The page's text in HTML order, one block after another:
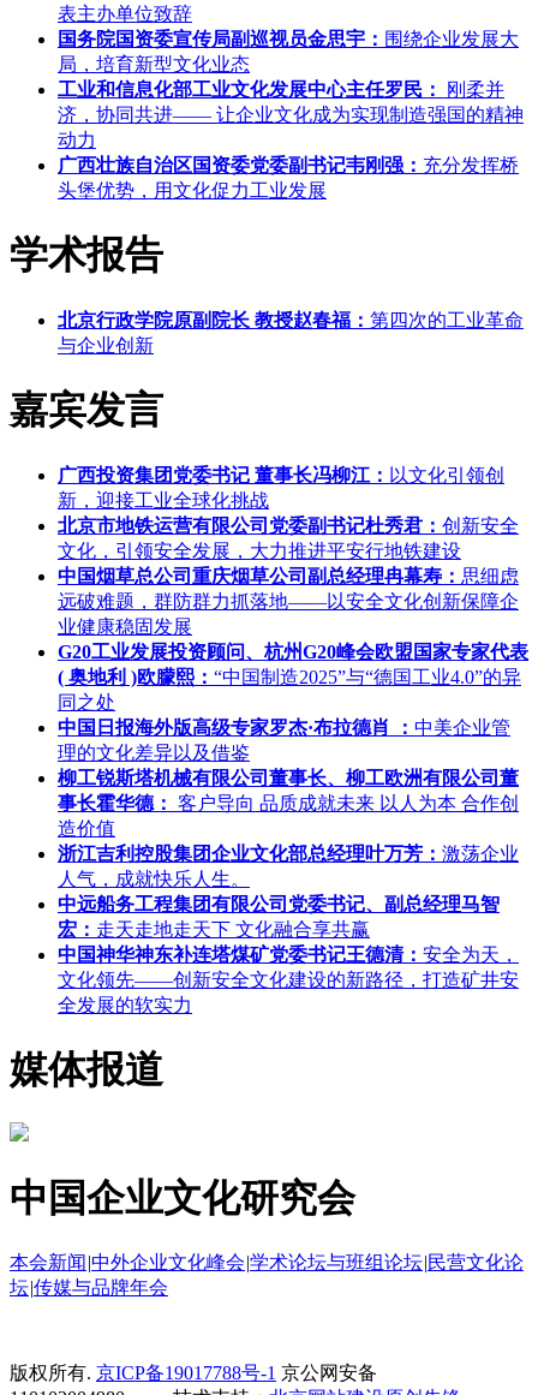
表主办单位致辞
国务院国资委宣传局副巡视员金思宇： 围绕企业发展大
局，培育新型文化业态
工业和信息化部工业文化发展中心主任罗民：
刚柔并
济，协同共进—— 让企业文化成为实现制造强国的精神
动力
广西壮族自治区国资委党委副书记韦刚强： 充分发挥桥
头堡优势，用文化促力工业发展
学术报告
北京行政学院原副院长 教授赵春福： 第四次的工业革命
与企业创新
嘉宾发言
广西投资集团党委书记 董事长冯柳江： 以文化引领创
新，迎接工业全球化挑战
北京市地铁运营有限公司党委副书记杜秀君： 创新安全
文化，引领安全发展，大力推进平安行地铁建设
中国烟草总公司重庆烟草公司副总经理冉幕寿： 思细虑
远破难题，群防群力抓落地——以安全文化创新保障企
业健康稳固发展
G20工业发展投资顾问、杭州G20峰会欧盟国家专家代表
( 奥地利 )欧朦熙： “中国制造2025”与“德国工业4.0”的异
同之处
中国日报海外版高级专家罗杰·布拉德肖 ： 中美企业管
理的文化差异以及借鉴
柳工锐斯塔机械有限公司董事长、柳工欧洲有限公司董
事长霍华德： 客户导向 品质成就未来 以人为本 合作创
造价值
浙江吉利控股集团企业文化部总经理叶万芳： 激荡企业
人气，成就快乐人生。
中远船务工程集团有限公司党委书记、副总经理马智
宏： 走天走地走天下 文化融合享共赢
中国神华神东补连塔煤矿党委书记王德清： 安全为天，
文化领先——创新安全文化建设的新路径，打造矿井安
全发展的软实力
媒体报道
中国企业文化研究会
本会新闻 |中外企业文化峰会|学术论坛与班组论坛|民营文化论
坛|传媒与品牌年会
版权所有. 京ICP备19017788号-1 京公网安备